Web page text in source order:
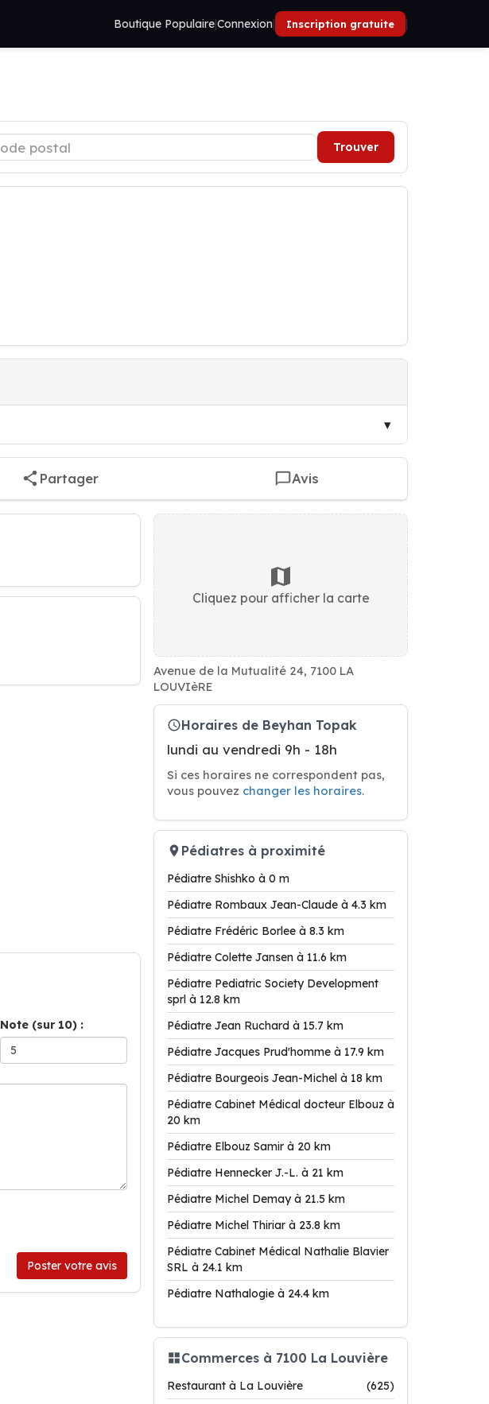
Boutique Populaire|Connexion| Inscription gratuite |
Trouver
Partager Avis
Note (sur 10) :
Poster votre avis
Cliquez pour afficher la carte
Avenue de la Mutualité 24, 7100 LA
LOUVIèRE
Horaires de Beyhan Topak
lundi au vendredi 9h - 18h
Si ces horaires ne correspondent pas,
vous pouvez changer les horaires.
Pédiatres à proximité
Pédiatre Shishko à 0 m
Pédiatre Rombaux Jean-Claude à 4.3 km
Pédiatre Frédéric Borlee à 8.3 km
Pédiatre Colette Jansen à 11.6 km
Pédiatre Pediatric Society Development
sprl à 12.8 km
Pédiatre Jean Ruchard à 15.7 km
Pédiatre Jacques Prud'homme à 17.9 km
Pédiatre Bourgeois Jean-Michel à 18 km
Pédiatre Cabinet Médical docteur Elbouz à
20 km
Pédiatre Elbouz Samir à 20 km
Pédiatre Hennecker J.-L. à 21 km
Pédiatre Michel Demay à 21.5 km
Pédiatre Michel Thiriar à 23.8 km
Pédiatre Cabinet Médical Nathalie Blavier
SRL à 24.1 km
Pédiatre Nathalogie à 24.4 km
Commerces à 7100 La Louvière
Restaurant à La Louvière
(625)